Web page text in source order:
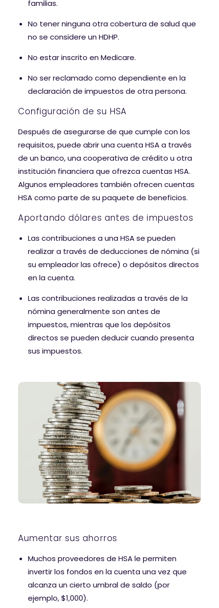
familias.
No tener ninguna otra cobertura de salud que
no se considere un HDHP.
No estar inscrito en Medicare.
No ser reclamado como dependiente en la
declaración de impuestos de otra persona.
Configuración de su HSA
Después de asegurarse de que cumple con los
requisitos, puede abrir una cuenta HSA a través
de un banco, una cooperativa de crédito u otra
institución financiera que ofrezca cuentas HSA.
Algunos empleadores también ofrecen cuentas
HSA como parte de su paquete de beneficios.
Aportando dólares antes de impuestos
Las contribuciones a una HSA se pueden
realizar a través de deducciones de nómina (si
su empleador las ofrece) o depósitos directos
en la cuenta.
Las contribuciones realizadas a través de la
nómina generalmente son antes de
impuestos, mientras que los depósitos
directos se pueden deducir cuando presenta
sus impuestos.
Aumentar sus ahorros
Muchos proveedores de HSA le permiten
invertir los fondos en la cuenta una vez que
alcanza un cierto umbral de saldo (por
ejemplo, $1,000).